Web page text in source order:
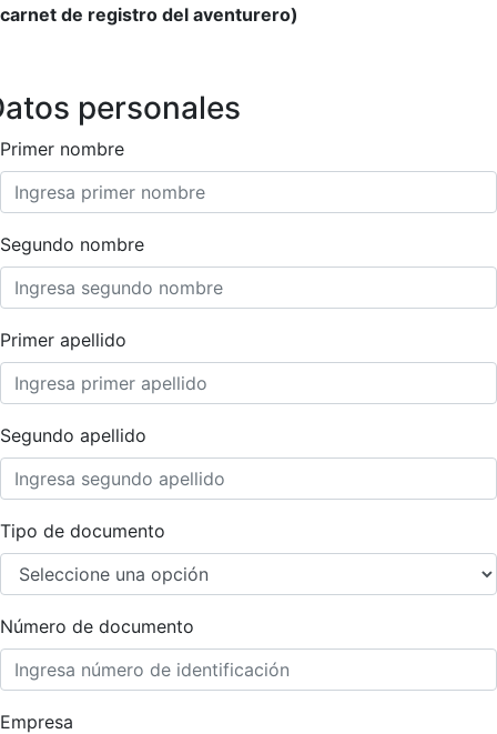
carnet de registro del aventurero)
personales
Primer nombre
Segundo nombre
Primer apellido
Segundo apellido
Tipo de documento
Número de documento
Empresa